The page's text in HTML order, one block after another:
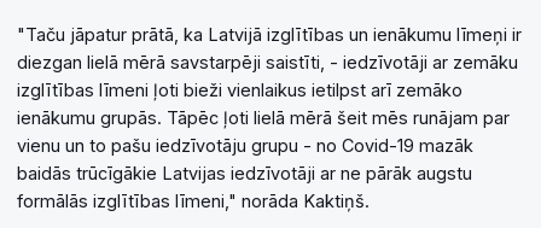
"Taču jāpatur prātā, ka Latvijā izglītības un ienākumu līmeņi ir
diezgan lielā mērā savstarpēji saistīti, - iedzīvotāji ar zemāku
izglītības līmeni ļoti bieži vienlaikus ietilpst arī zemāko
ienākumu grupās. Tāpēc ļoti lielā mērā šeit mēs runājam par
vienu un to pašu iedzīvotāju grupu - no Covid-19 mazāk
baidās trūcīgākie Latvijas iedzīvotāji ar ne pārāk augstu
formālās izglītības līmeni," norāda Kaktiņš.